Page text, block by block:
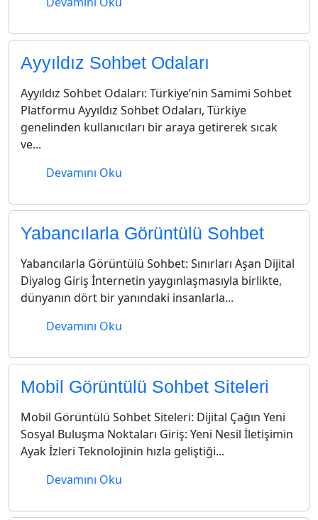
Ayyıldız Sohbet Odaları
Ayyıldız Sohbet Odaları: Türkiye’nin Samimi Sohbet
Platformu Ayyıldız Sohbet Odaları, Türkiye
genelinden kullanıcıları bir araya getirerek sıcak
ve...
Devamını Oku
Yabancılarla Görüntülü Sohbet
Yabancılarla Görüntülü Sohbet: Sınırları Aşan Dijital
Diyalog Giriş İnternetin yaygınlaşmasıyla birlikte,
dünyanın dört bir yanındaki insanlarla...
Devamını Oku
Mobil Görüntülü Sohbet Siteleri
Mobil Görüntülü Sohbet Siteleri: Dijital Çağın Yeni
Sosyal Buluşma Noktaları Giriş: Yeni Nesil İletişimin
Ayak İzleri Teknolojinin hızla geliştiği...
Devamını Oku